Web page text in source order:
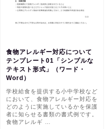
食物アレルギー対応について
テンプレート01「シンプルな
テキスト形式」（ワード・
Word）
学校給食を提供する小中学校など
において、食物アレルギー対応を
どのように実施しているかを保護
者に知らせる書類の書式例です。
食物アレルギ …